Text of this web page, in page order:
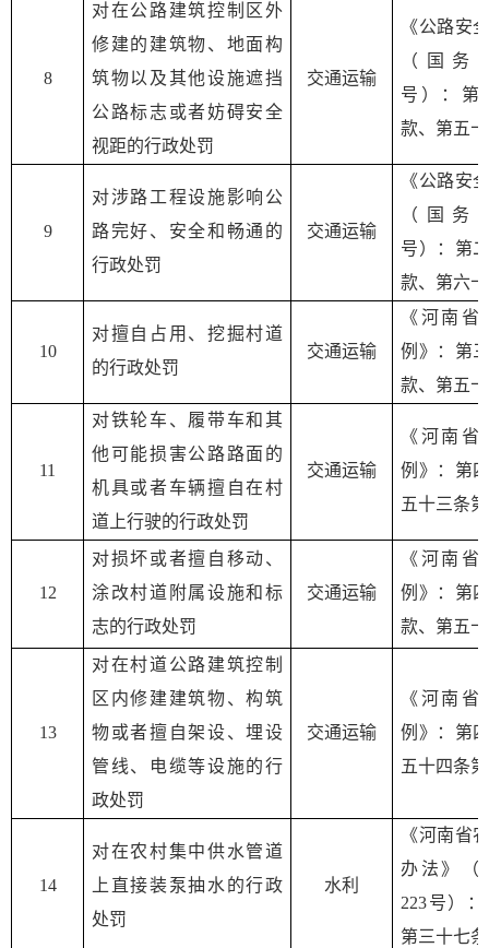
8
对在公路建筑控制区外
修建的建筑物、地面构
筑物以及其他设施遮挡
公路标志或者妨碍安全
视距的行政处罚
交通运输
《公路安
（国务
号）：第
款、第五
9
对涉路工程设施影响公
路完好、安全和畅通的
行政处罚
交通运输
《公路安
（国务
号）：第
款、第六
10
对擅自占用、挖掘村道
的行政处罚
交通运输
《河南
例》：第
款、第五
11
对铁轮车、履带车和其
他可能损害公路路面的
机具或者车辆擅自在村
道上行驶的行政处罚
交通运输
《河南
例》：第
五十三条
12
对损坏或者擅自移动、
涂改村道附属设施和标
志的行政处罚
交通运输
《河南
例》：第
款、第五
13
对在村道公路建筑控制
区内修建建筑物、构筑
物或者擅自架设、埋设
管线、电缆等设施的行
政处罚
交通运输
《河南
例》：第
五十四条
14
对在农村集中供水管道
上直接装泵抽水的行政
处罚
水利
《河南省
办法》（
223号）
第三十七